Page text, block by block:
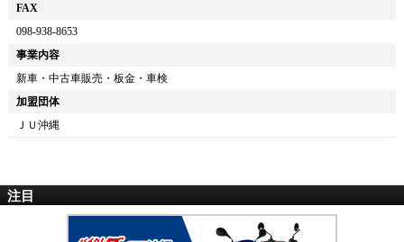
FAX
098-938-8653
事業内容
新車・中古車販売・板金・車検
加盟団体
ＪＵ沖縄
注目